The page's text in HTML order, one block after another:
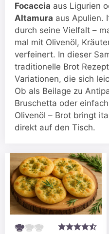
Focaccia aus Ligurien
Altamura aus Apulien.
durch seine Vielfalt –
mal mit Olivenöl,
verfeinert. In dieser
traditionelle Brot
Variationen, die sich
Ob als Beilage zu
Bruschetta oder
Olivenöl – Brot bringt
direkt auf den Tisch.